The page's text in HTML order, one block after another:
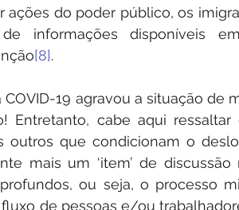
ações do poder público, os
informações disponíveis
[8].
COVID-19 agravou a situação de
Entretanto, cabe aqui
outros que condicionam o
mais um ‘item’ de
ou seja, o processo
de pessoas e/ou